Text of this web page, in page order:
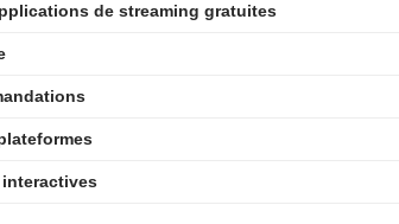
de streaming gratuites